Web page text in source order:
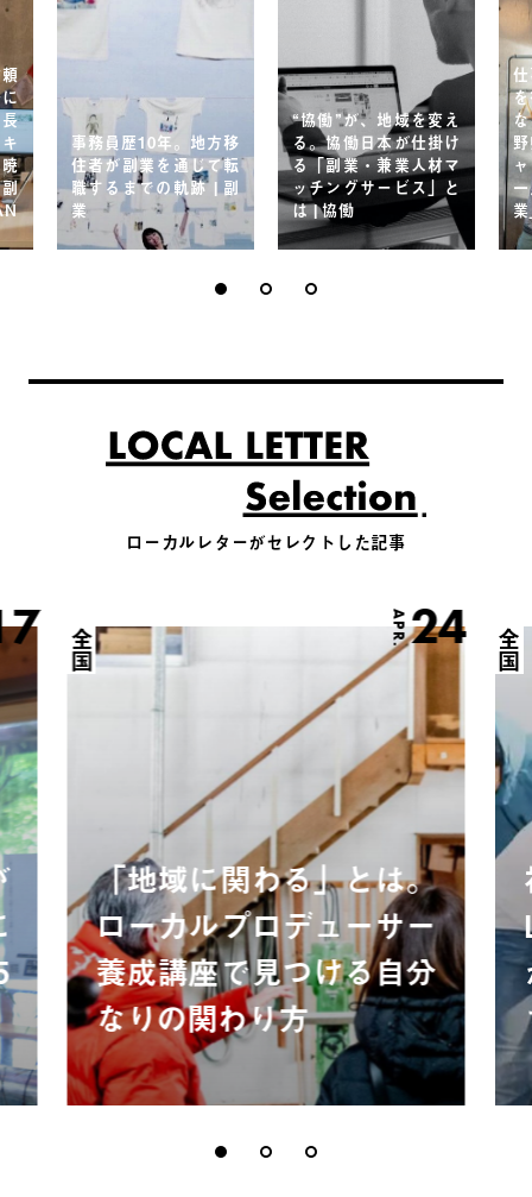
事務員歴10年。地方移
住者が副業を通じて転
職するまでの軌跡 | 副
業
“協働”が、地域を変え
る。協働日本が仕掛け
る「副業・兼業人材マ
ッチングサービス」と
は | 協働
ローカルレターがセレクトした記事
APR.24
全国
「地域に関わる」とは。
ローカルプロデューサー
養成講座で見つける自分
なりの関わり方
全国